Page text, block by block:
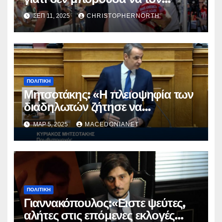
φιμώσουν.
ΣΕΠ 11, 2025 CHRISTOPHERNORTH
ΠΟΛΙΤΙΚΉ
Μητσοτάκης: «Η πλειοψηφία των
διαδηλωτών ζήτησε να
παραμείνω»
ΜΑΡ 5, 2025 MACEDONIANET
ΠΟΛΙΤΙΚΉ
Γιαννακόπουλος:«Ειστε ψεύτες,
αλήτες στις επόμενες εκλογές